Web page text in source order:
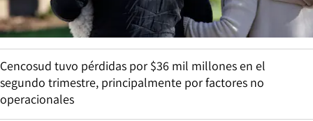
Cencosud tuvo pérdidas por $36 mil millones en el
segundo trimestre, principalmente por factores no
operacionales